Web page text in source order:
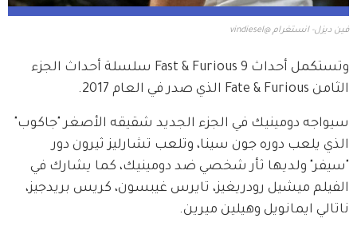
فين ديزل- انستغرام @vindiesel
وتستكمل أحداث Fast & Furious 9 سلسلة أحداث الجزء
الثامن Fate & Furious الذي صدر في العام 2017.
سيواجه دومينيك في الجزء الجديد شقيقه الأصغر "جاكوب"
الذي يلعب دوره جون سينا، وتلعب تشارليز ثيرون دور
"سيفر" ولديها ثأر شخصي ضد دومينيك، كما يشارك في
الفيلم ميشيل رودريغيز، تايرس غيبسون، كريس بريدجيز،
ناتالي ايمانويل وهيلين ميرين.